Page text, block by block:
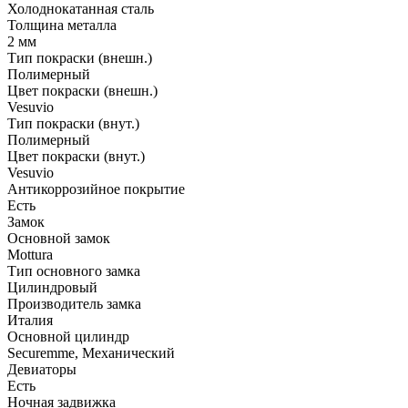
Холоднокатанная сталь
Толщина металла
2 мм
Тип покраски (внешн.)
Полимерный
Цвет покраски (внешн.)
Vesuvio
Тип покраски (внут.)
Полимерный
Цвет покраски (внут.)
Vesuvio
Антикоррозийное покрытие
Есть
Замок
Основной замок
Mottura
Тип основного замка
Цилиндровый
Производитель замка
Италия
Основной цилиндр
Securemme, Механический
Девиаторы
Есть
Ночная задвижка